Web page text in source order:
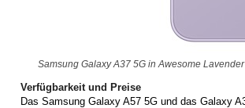
Samsung Galaxy A37 5G in Awesome
Verfügbarkeit und Preise
Das Samsung Galaxy A57 5G und das Galaxy